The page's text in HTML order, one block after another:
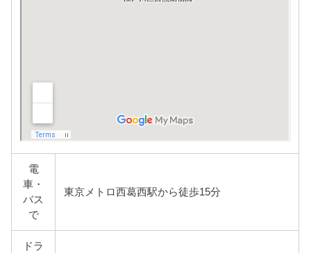
電
車・
バス
で
東京メトロ西葛西駅から徒歩15分
ドラ